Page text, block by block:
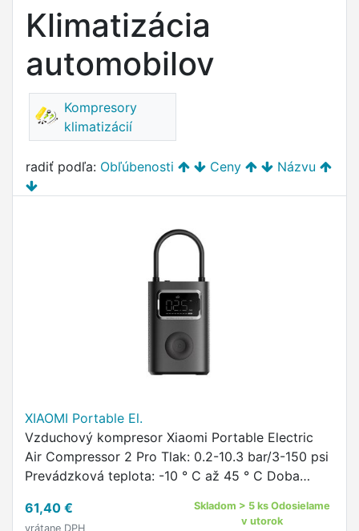
Klimatizácia
automobilov
Kompresory
klimatizácií
radiť podľa: Obľúbenosti Ceny Názvu
XIAOMI Portable El.
Vzduchový kompresor Xiaomi Portable Electric
Air Compressor 2 Pro Tlak: 0.2-10.3 bar/3-150 psi
Prevádzková teplota: -10 ° C až 45 ° C Doba
batéria Kapacita …
61,40 €
vrátane DPH
Skladom > 5 ks Odosielame
v utorok